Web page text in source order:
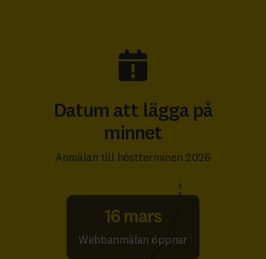
Datum att lägga på
minnet
Anmälan till höstterminen 2026
16 mars
Webbanmälan öppnar